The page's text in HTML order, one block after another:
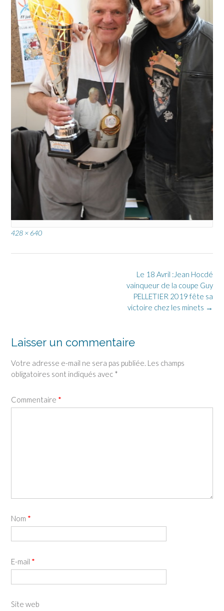
Full
428 × 640
Le 18 Avril :Jean Hocdé
vainqueur de la coupe Guy
PELLETIER 2019 fête sa
victoire chez les minets →
Laisser un commentaire
Votre adresse e-mail ne sera pas publiée. Les champs
obligatoires sont indiqués avec *
Commentaire *
Nom *
E-mail *
Site web